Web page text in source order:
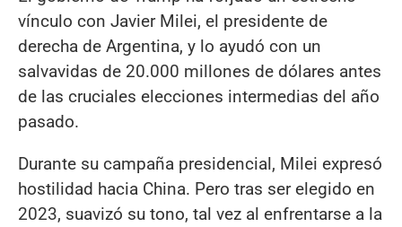
vínculo con Javier Milei, el presidente de
derecha de Argentina, y lo ayudó con un
salvavidas de 20.000 millones de dólares antes
de las cruciales elecciones intermedias del año
pasado.
Durante su campaña presidencial, Milei expresó
hostilidad hacia China. Pero tras ser elegido en
2023, suavizó su tono, tal vez al enfrentarse a la